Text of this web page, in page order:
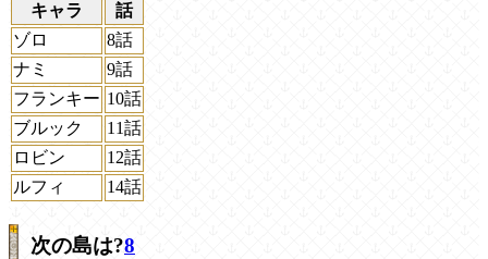
キャラ
話
ゾロ
8話
ナミ
9話
フランキー 10話
ブルック
11話
ロビン
12話
ルフィ
14話
次の島は?8